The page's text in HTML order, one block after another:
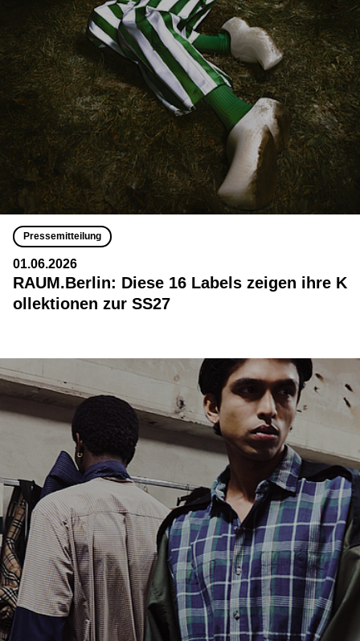
Pressemitteilung
01.06.2026
RAUM.Berlin: Diese 16 Labels zeigen ihre K
ollektionen zur SS27